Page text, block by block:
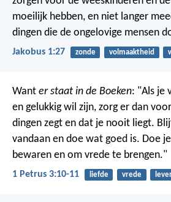
moeilijk hebben, en niet langer
dingen die de ongelovige mensen
Jakobus 1:27 zonde volmaaktheid
Want er staat in de Boeken: "Als je
en gelukkig wil zijn, zorg er dan
dingen zegt en dat je nooit liegt.
vandaan en doe wat goed is. Doe
bewaren en om vrede te brengen."
1 Petrus 3:10-11 liefde vrede